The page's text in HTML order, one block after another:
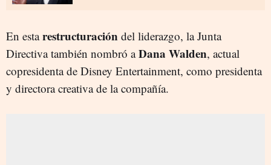
En estarestructuración del liderazgo, la Junta
Directiva también nombró aDana Walden, actual
copresidenta de Disney Entertainment, como presidenta
y directora creativa de la compañía.